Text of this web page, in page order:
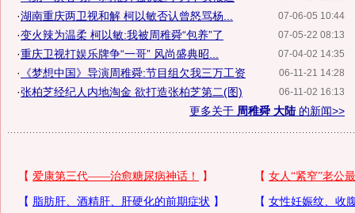
07-06-05 10:44
·湖南重庆两卫视和解 柯以敏否认曾怒骂杨...
07-05-22 08:13
·变火辣为温柔 柯以敏:我被周稚舜“包养”了
07-04-02 14:35
·重庆卫视打娱乐牌争“一哥” 风尚盛典昭...
06-11-21 14:28
· 《梦想中国》导演周稚舜:节目组欠我三万工资
06-11-02 16:13
·张柏芝经纪人内地淘金 欲打造张柏芝第二(图)
更多关于 周稚舜 大陆的新闻>>